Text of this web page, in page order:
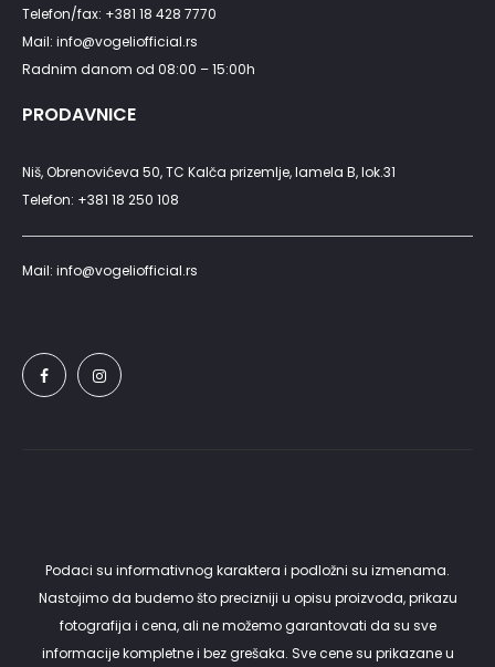
Telefon/fax: +381 18 428 7770
Mail: info@vogeliofficial.rs
Radnim danom od 08:00 – 15:00h
PRODAVNICE
Niš, Obrenovićeva 50, TC Kalča prizemlje, lamela B, lok.31
Telefon: +381 18 250 108
Mail: info@vogeliofficial.rs
Podaci su informativnog karaktera i podložni su izmenama.
Nastojimo da budemo što precizniji u opisu proizvoda, prikazu
fotografija i cena, ali ne možemo garantovati da su sve
informacije kompletne i bez grešaka. Sve cene su prikazane u